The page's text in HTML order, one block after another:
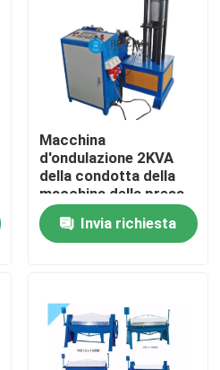
Macchina
d'ondulazione 2KVA
della condotta della
macchina della presa
d'aria
Invia richiesta